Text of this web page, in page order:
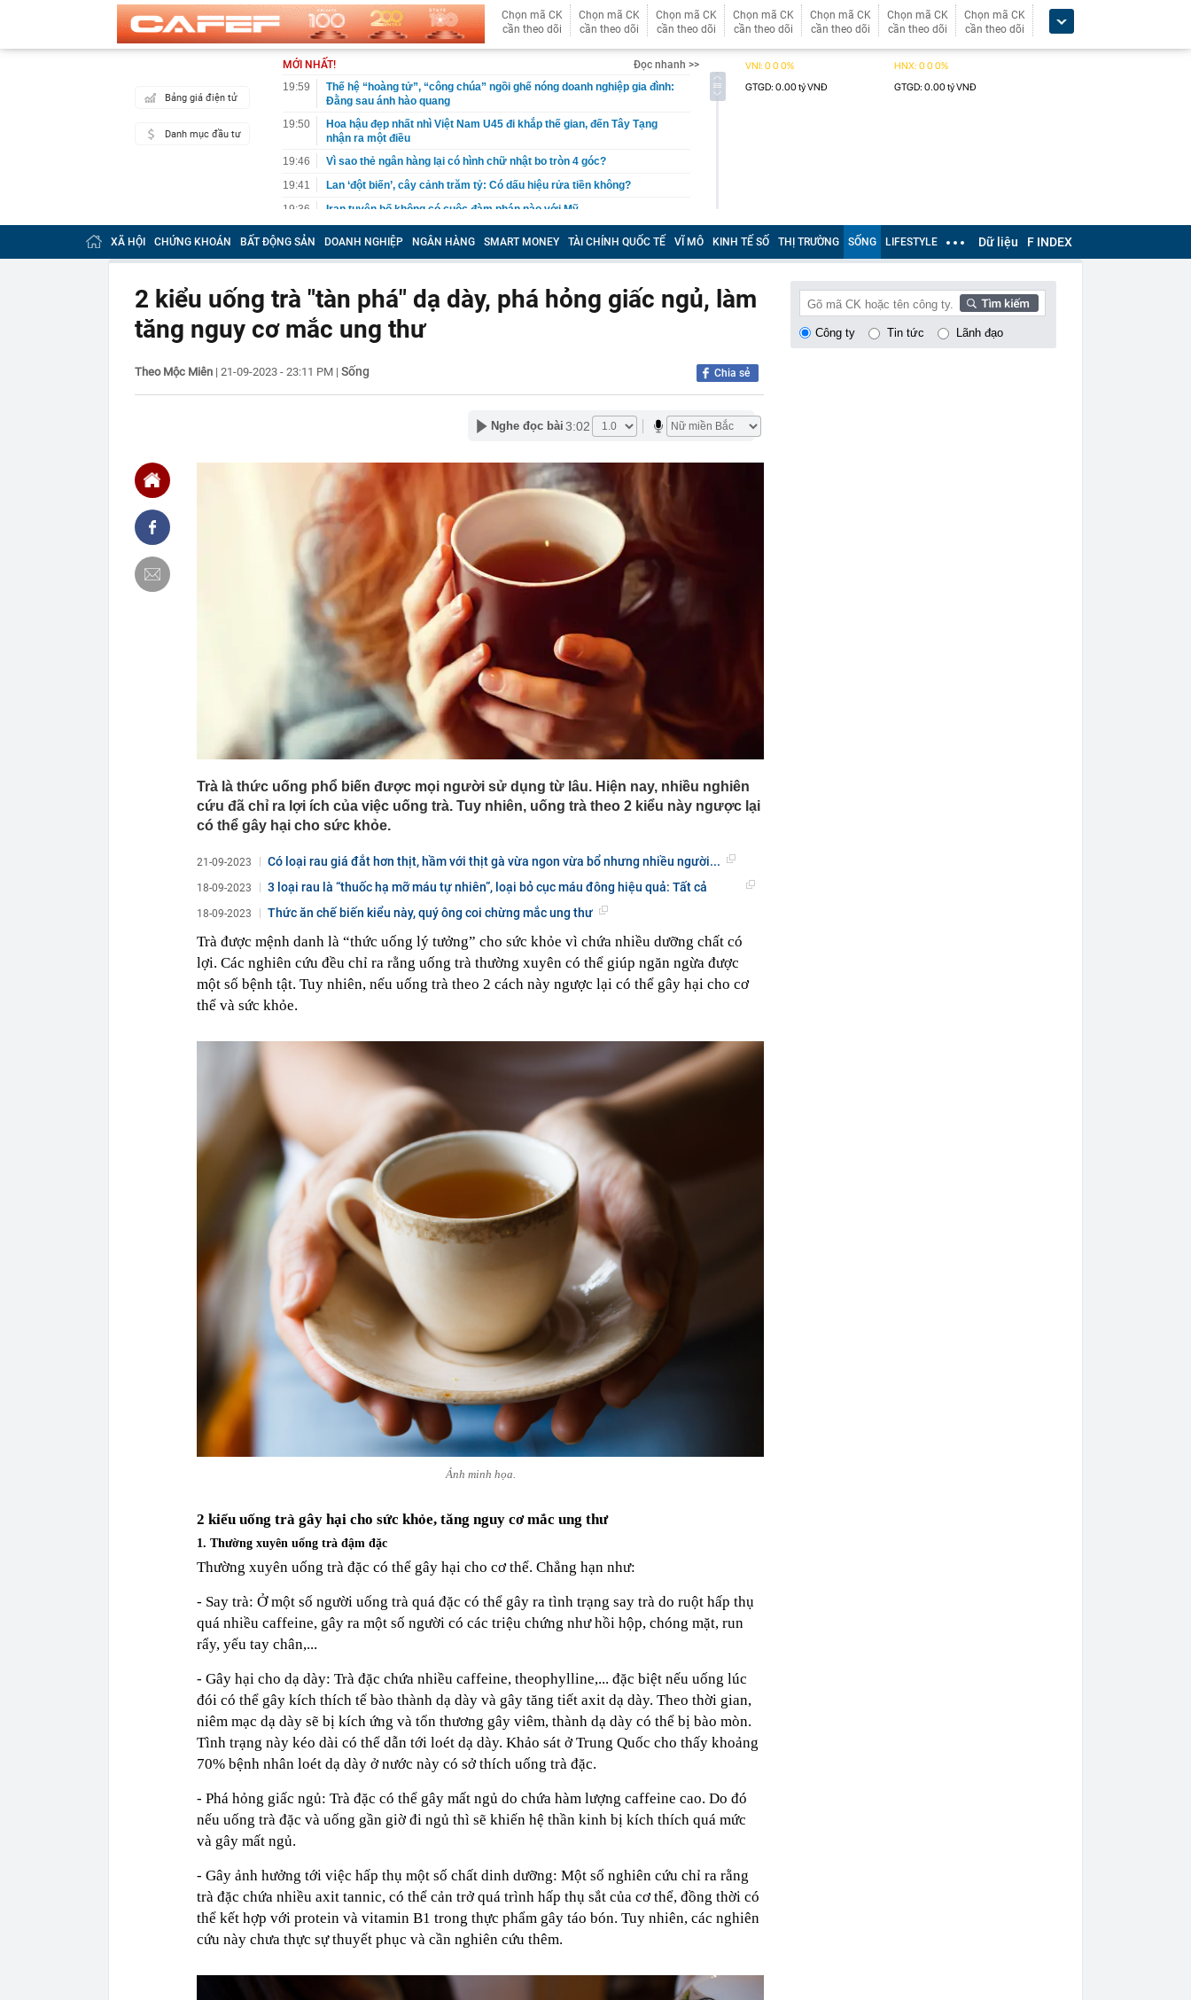
Chọn mã CK
cần theo dõi
Chọn mã CK
cần theo dõi
Chọn mã CK
cần theo dõi
Chọn mã CK
cần theo dõi
Chọn mã CK
cần theo dõi
Chọn mã CK
cần theo dõi
Chọn mã CK
cần theo dõi
Bảng giá điện tử
Danh mục đầu tư
MỚI NHẤT!
Đọc nhanh >>
19:59
Thế hệ “hoàng tử”, “công chúa” ngồi ghế nóng doanh nghiệp gia đình:
Đằng sau ánh hào quang
19:50
Hoa hậu đẹp nhất nhì Việt Nam U45 đi khắp thế gian, đến Tây Tạng
nhận ra một điều
19:46
Vì sao thẻ ngân hàng lại có hình chữ nhật bo tròn 4 góc?
19:41
Lan ‘đột biến’, cây cảnh trăm tỷ: Có dấu hiệu rửa tiền không?
19:36
Iran tuyên bố không có cuộc đàm phán nào với Mỹ
19:30
Lãnh án tù vì nhận tiền chuyển nhầm nhưng không trả
19:29
VPBank "cảnh báo đỏ" về rủi ro lừa đảo gắn mác "vé nội bộ"
19:25
Hãng xe của tỷ phú Phạm Nhật Vượng cán mốc 60 đại lý tại quốc gia
Ra quyết định khởi tố Võ Thị Mai SN 1973 cùng 8 người khác
19:20
Cristiano Ronaldo khoe dàn siêu xe triệu USD trong gara cá nhân
Vietlott 6/8 - Xổ số Power 6/55 - Kết quả xổ số Vietlott hôm nay
MB, Sacombank, HDBank,...
Công ty con của HAGL chốt thời gian IPO 18,8 triệu cổ phiếu
Suzuki Burgman 400 ABS trình làng bản nâng cấp tương thích xăng
E10, gây sức ép lên Honda SH350i và Yamaha XMAX 300
Cuộc đua mới trên thị trường thẻ tín dụng: Các ngân hàng chuyển từ
cạnh tranh ưu đãi sang "may đo" trải nghiệm cho từng khách hàng
19:09
Công an xác minh giao dịch chuyển khoản 747.500.000 đồng giữa
Nguyễn Thị Phương Hoa và Trần Văn Phúc: 1 người được mời đến
ngân hàng làm việc
Diva Mỹ Linh và giảng viên thanh nhạc đắt show nhất Việt Nam: 11
năm mới có 1 lời xin lỗi
Khoan sâu 850 mét, phát hiện 1,78 triệu tấn kim loại, lập kỷ lục cả
nước, đủ dùng hàng trăm năm
XÃ HỘI CHỨNG KHOÁN BẤT ĐỘNG SẢN DOANH NGHIỆP NGÂN HÀNG SMART MONEY TÀI CHÍNH QUỐC TẾ VĨ MÔ KINH TẾ SỐ THỊ TRƯỜNG SỐNG LIFESTYLE Dữ liệu F INDEX
2 kiểu uống trà "tàn phá" dạ dày, phá hỏng giấc ngủ, làm
tăng nguy cơ mắc ung thư
Theo Mộc Miên | 21-09-2023 - 23:11 PM | Sống Chia sẻ
Nghe đọc bài 3:02
Trà là thức uống phổ biến được mọi người sử dụng từ lâu. Hiện nay, nhiều nghiên
cứu đã chỉ ra lợi ích của việc uống trà. Tuy nhiên, uống trà theo 2 kiểu này ngược lại
có thể gây hại cho sức khỏe.
21-09-2023 Có loại rau giá đắt hơn thịt, hầm với thịt gà vừa ngon vừa bổ nhưng nhiều người...
18-09-2023
3 loại rau là “thuốc hạ mỡ máu tự nhiên”, loại bỏ cục máu đông hiệu quả: Tất cả
18-09-2023 Thức ăn chế biến kiểu này, quý ông coi chừng mắc ung thư
Trà được mệnh danh là “thức uống lý tưởng” cho sức khỏe vì chứa nhiều dưỡng chất có
lợi. Các nghiên cứu đều chỉ ra rằng uống trà thường xuyên có thể giúp ngăn ngừa được
một số bệnh tật. Tuy nhiên, nếu uống trà theo 2 cách này ngược lại có thể gây hại cho cơ
thể và sức khỏe.
Ảnh minh họa.
2 kiểu uống trà gây hại cho sức khỏe, tăng nguy cơ mắc ung thư
1. Thường xuyên uống trà đậm đặc
Thường xuyên uống trà đặc có thể gây hại cho cơ thể. Chẳng hạn như:
- Say trà: Ở một số người uống trà quá đặc có thể gây ra tình trạng say trà do ruột hấp thụ
quá nhiều caffeine, gây ra một số người có các triệu chứng như hồi hộp, chóng mặt, run
rẩy, yếu tay chân,...
- Gây hại cho dạ dày: Trà đặc chứa nhiều caffeine, theophylline,... đặc biệt nếu uống lúc
đói có thể gây kích thích tế bào thành dạ dày và gây tăng tiết axit dạ dày. Theo thời gian,
niêm mạc dạ dày sẽ bị kích ứng và tổn thương gây viêm, thành dạ dày có thể bị bào mòn.
Tình trạng này kéo dài có thể dẫn tới loét dạ dày. Khảo sát ở Trung Quốc cho thấy khoảng
70% bệnh nhân loét dạ dày ở nước này có sở thích uống trà đặc.
- Phá hỏng giấc ngủ: Trà đặc có thể gây mất ngủ do chứa hàm lượng caffeine cao. Do đó
nếu uống trà đặc và uống gần giờ đi ngủ thì sẽ khiến hệ thần kinh bị kích thích quá mức
và gây mất ngủ.
- Gây ảnh hưởng tới việc hấp thụ một số chất dinh dưỡng: Một số nghiên cứu chỉ ra rằng
trà đặc chứa nhiều axit tannic, có thể cản trở quá trình hấp thụ sắt của cơ thể, đồng thời có
thể kết hợp với protein và vitamin B1 trong thực phẩm gây táo bón. Tuy nhiên, các nghiên
cứu này chưa thực sự thuyết phục và cần nghiên cứu thêm.
Công ty Tin tức Lãnh đạo